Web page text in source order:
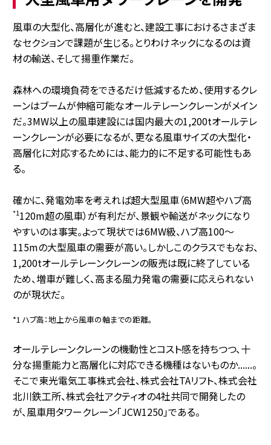
風車の大型化、高層化が進むと、建設工事におけるさまざま
なセクションで課題が生じる。とりわけネックになるのは資
材の輸送、そして揚重作業だ。
森林への環境負荷をできるだけ低減するため、使用するクレ
ーンはブームが伸縮可能なオールテレーンクレーンがメイン
だ。3MW以上の風車建設には国内最大の1,200tオールテレ
ーンクレーンが必要になるが、更なる風車サイズの大型化・
高層化に対応するためには、能力的に不足する可能性もあ
る。
確かに、発電効率を考えれば超大型風車（6MW超やハブ高
*1120m超の風車）が有利だが、景観や輸送がネックになり
やすいのは事実。よって現状では6MW級、ハブ高100～
115mの大型風車の需要が高い。しかしこのクラスでもなお、
1,200tオールテレーンクレーンの販売は既に終了している
ため、増車が難しく、高まる風力発電の需要に応えられない
のが現状だ。
*1 ハブ高：地上から風車の軸までの距離。
オールテレーンクレーンの機動性とコスト感を持ちつつ、十
分な揚重能力と高層化に対応できる機種はないものか......。
そこで東光電気工事株式会社、株式会社TAリフト、株式会社
北川鉄工所、株式会社アクティオの4社共同で開発したの
が、風車用タワークレーン「JCW1250」である。